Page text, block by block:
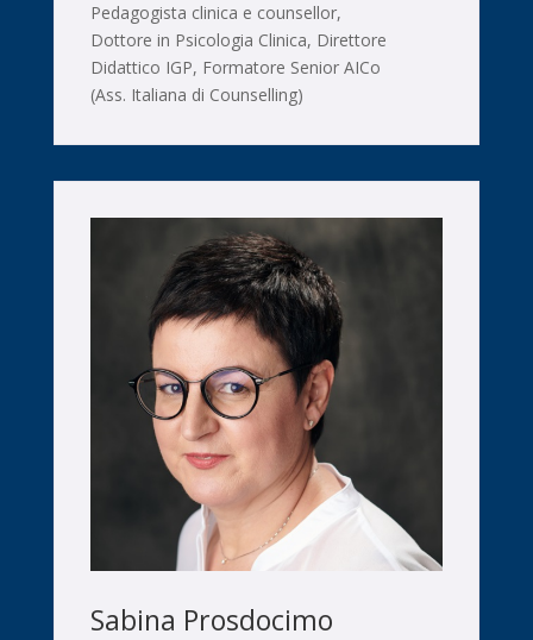
Pedagogista clinica e counsellor,
Dottore in Psicologia Clinica, Direttore
Didattico IGP, Formatore Senior AICo
(Ass. Italiana di Counselling)
Sabina Prosdocimo